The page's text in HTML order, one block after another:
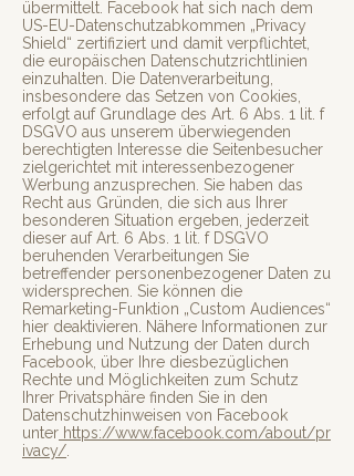
übermittelt. Facebook hat sich nach dem
US-EU-Datenschutzabkommen „Privacy
Shield“ zertifiziert und damit verpflichtet,
die europäischen Datenschutzrichtlinien
einzuhalten. Die Datenverarbeitung,
insbesondere das Setzen von Cookies,
erfolgt auf Grundlage des Art. 6 Abs. 1 lit. f
DSGVO aus unserem überwiegenden
berechtigten Interesse die Seitenbesucher
zielgerichtet mit interessenbezogener
Werbung anzusprechen. Sie haben das
Recht aus Gründen, die sich aus Ihrer
besonderen Situation ergeben, jederzeit
dieser auf Art. 6 Abs. 1 lit. f DSGVO
beruhenden Verarbeitungen Sie
betreffender personenbezogener Daten zu
widersprechen. Sie können die
Remarketing-Funktion „Custom Audiences“
hier deaktivieren. Nähere Informationen zur
Erhebung und Nutzung der Daten durch
Facebook, über Ihre diesbezüglichen
Rechte und Möglichkeiten zum Schutz
Ihrer Privatsphäre finden Sie in den
Datenschutzhinweisen von Facebook
unter https://www.facebook.com/about/pr
ivacy/